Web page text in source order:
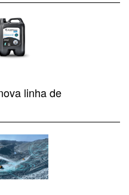
linha de